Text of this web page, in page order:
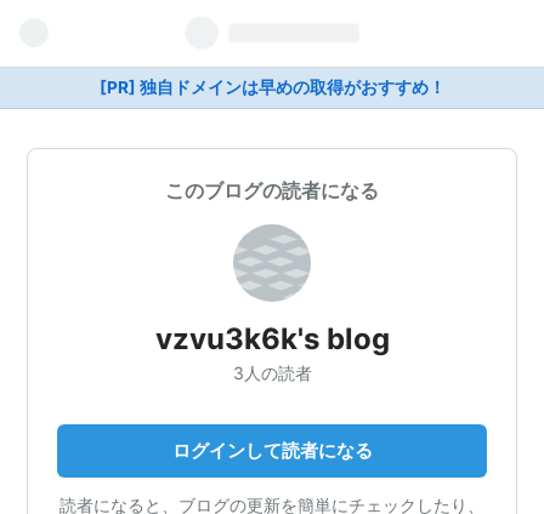
[PR] 独自ドメインは早めの取得がおすすめ！
このブログの読者になる
vzvu3k6k's blog
3人の読者
ログインして読者になる
読者になると、ブログの更新を簡単にチェックしたり、